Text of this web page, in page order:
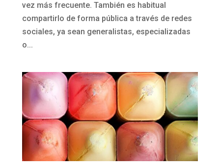
vez más frecuente. También es habitual
compartirlo de forma pública a través de redes
sociales, ya sean generalistas, especializadas
o...